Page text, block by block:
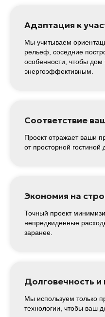
Адаптация к
Мы учитываем
рельеф, соседние
особенности, чтобы
энергоэффективным.
Соответствие
Проект отражает ваши
от просторной гостиной
Экономия на
Точный проект
непредвиденные
заранее.
Долговечность и
Мы используем только
технологии, чтобы ваш
Свяжитесь
— и мы начнем работу над
+7 343 300 93 47